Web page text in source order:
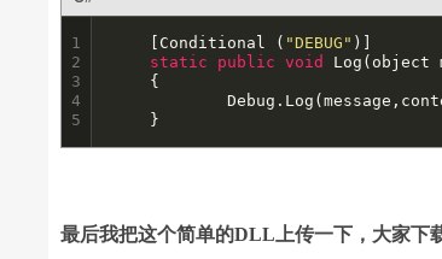
1
2
3
4
5
	[Conditional (
"DEBUG" )]
static
public void
Log(object
			Debug.Log(message,context);
	}
最后我把这个简单的DLL上传一下，大家下